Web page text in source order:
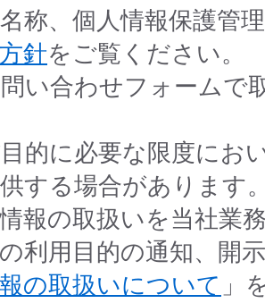
称、個人情報保護管
針をご覧ください。
い合わせフォームで
的に必要な限度にお
する場合があります
報の取扱いを当社業
利用目的の通知、開
の取扱いについて 」